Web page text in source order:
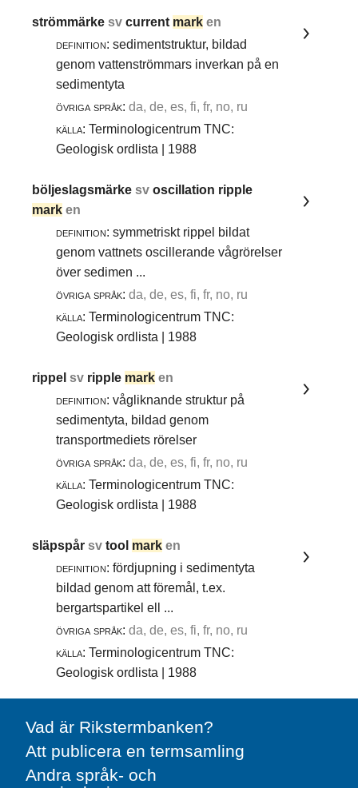
strömmärkesvcurrent mark en
definition: sedimentstruktur, bildad
genom vattenströmmars inverkan på en
sedimentyta
övriga språk: da, de, es, fi, fr, no, ru
källa: Terminologicentrum TNC:
Geologisk ordlista | 1988
böljeslagsmärkesvoscillation ripple
mark en
definition: symmetriskt rippel bildat
genom vattnets oscillerande vågrörelser
över sedimen ...
övriga språk: da, de, es, fi, fr, no, ru
källa: Terminologicentrum TNC:
Geologisk ordlista | 1988
rippelsv ripple mark en
definition: vågliknande struktur på
sedimentyta, bildad genom
transportmediets rörelser
övriga språk: da, de, es, fi, fr, no, ru
källa: Terminologicentrum TNC:
Geologisk ordlista | 1988
släpspårsvtool mark en
definition: fördjupning i sedimentyta
bildad genom att föremål, t.ex.
bergartspartikel ell ...
övriga språk: da, de, es, fi, fr, no, ru
källa: Terminologicentrum TNC:
Geologisk ordlista | 1988
Vad är Rikstermbanken?
Att publicera en termsamling
Andra språk- och